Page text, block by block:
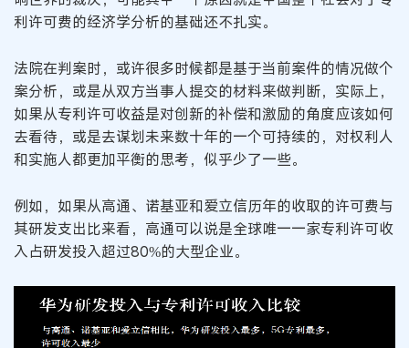
利许可费的经济学分析的基础还不扎实。
法院在判案时，或许很多时候都是基于当前案件的情况做个
案分析，或是从双方当事人提交的材料来做判断，实际上，
如果从专利许可收益是对创新的补偿和激励的角度应该如何
去看待，或是去谋划未来数十年的一个可持续的，对权利人
和实施人都更加平衡的思考，似乎少了一些。
例如，如果从高通、诺基亚和爱立信历年的收取的许可费与
其研发支出比来看，高通可以说是全球唯一一家专利许可收
入占研发投入超过80%的大型企业。